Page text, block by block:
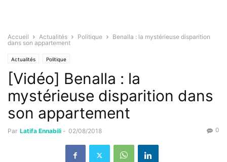
Accueil Actualités Politique
Benalla : la mystérieuse disparition
dans son appartement
Actualités Politique
[Vidéo] Benalla : la
mystérieuse disparition dans
son appartement
Par Latifa Ennabili - 02/08/2018 0